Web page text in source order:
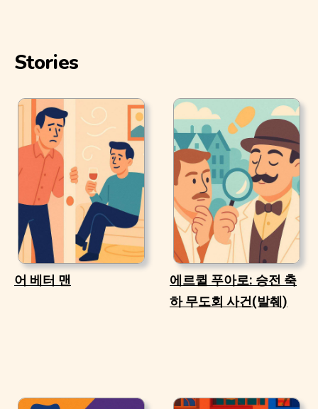
Stories
어 베터 맨
에르퀼 푸아로: 승전 축
하 무도회 사건(발췌)